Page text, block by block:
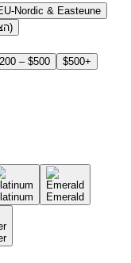
Nordic & Easteune
הצג הכל (17)
– $500 $500+
Emerald